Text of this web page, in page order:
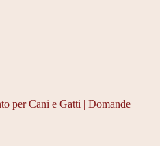
per Cani e Gatti | Domande